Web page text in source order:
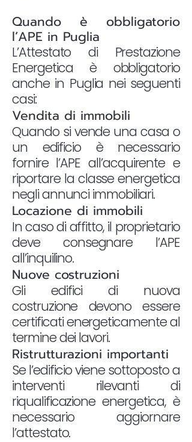
Quando è obbligatorio
l’APE in Puglia
L’Attestato di Prestazione
Energetica è obbligatorio
anche in Puglia nei seguenti
casi:
Vendita di immobili
Quando si vende una casa o
un edificio è necessario
fornire l’APE all’acquirente e
riportare la classe energetica
negli annunci immobiliari.
Locazione di immobili
In caso di affitto, il proprietario
deve consegnare l’APE
all’inquilino.
Nuove costruzioni
Gli edifici di nuova
costruzione devono essere
certificati energeticamente al
termine dei lavori.
Ristrutturazioni importanti
Se l’edificio viene sottoposto a
interventi rilevanti di
riqualificazione energetica, è
necessario aggiornare
l’attestato.